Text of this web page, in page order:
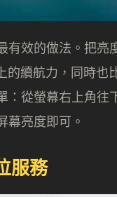
有效的做法。把亮
的續航力，同時也
：從螢幕右上角往
幕亮度即可。
服務